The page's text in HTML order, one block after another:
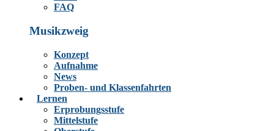
FAQ
Musikzweig
Konzept
Aufnahme
News
Proben- und Klassenfahrten
Lernen
Erprobungsstufe
Mittelstufe